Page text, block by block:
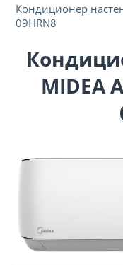
Кондиционер
09HRN8
MIDEA